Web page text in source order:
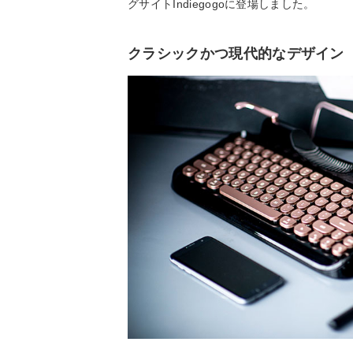
グサイトIndiegogoに登場しました。
クラシックかつ現代的なデザイン